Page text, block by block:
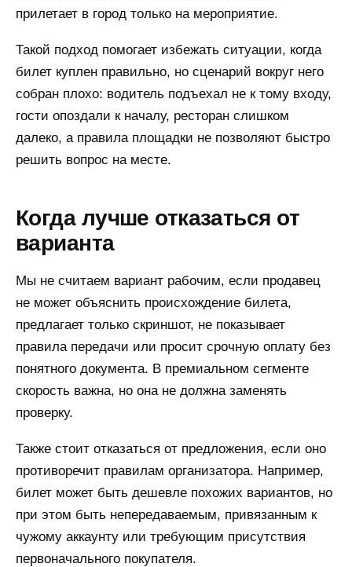
прилетает в город только на мероприятие.
Такой подход помогает избежать ситуации, когда
билет куплен правильно, но сценарий вокруг него
собран плохо: водитель подъехал не к тому входу,
гости опоздали к началу, ресторан слишком
далеко, а правила площадки не позволяют быстро
решить вопрос на месте.
Когда лучше отказаться от
варианта
Мы не считаем вариант рабочим, если продавец
не может объяснить происхождение билета,
предлагает только скриншот, не показывает
правила передачи или просит срочную оплату без
понятного документа. В премиальном сегменте
скорость важна, но она не должна заменять
проверку.
Также стоит отказаться от предложения, если оно
противоречит правилам организатора. Например,
билет может быть дешевле похожих вариантов, но
при этом быть непередаваемым, привязанным к
чужому аккаунту или требующим присутствия
первоначального покупателя.